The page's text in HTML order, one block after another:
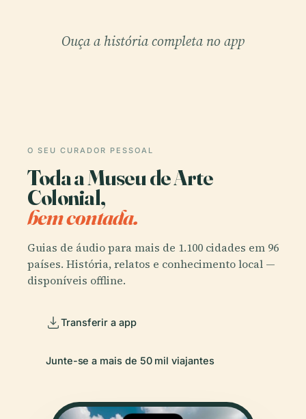
Ouça a história completa no app
O SEU CURADOR PESSOAL
Toda a Museu de Arte
Colonial,
bem contada.
Guias de áudio para mais de 1.100 cidades em 96
países. História, relatos e conhecimento local —
disponíveis offline.
Transferir a app
Junte-se a mais de 50 mil viajantes